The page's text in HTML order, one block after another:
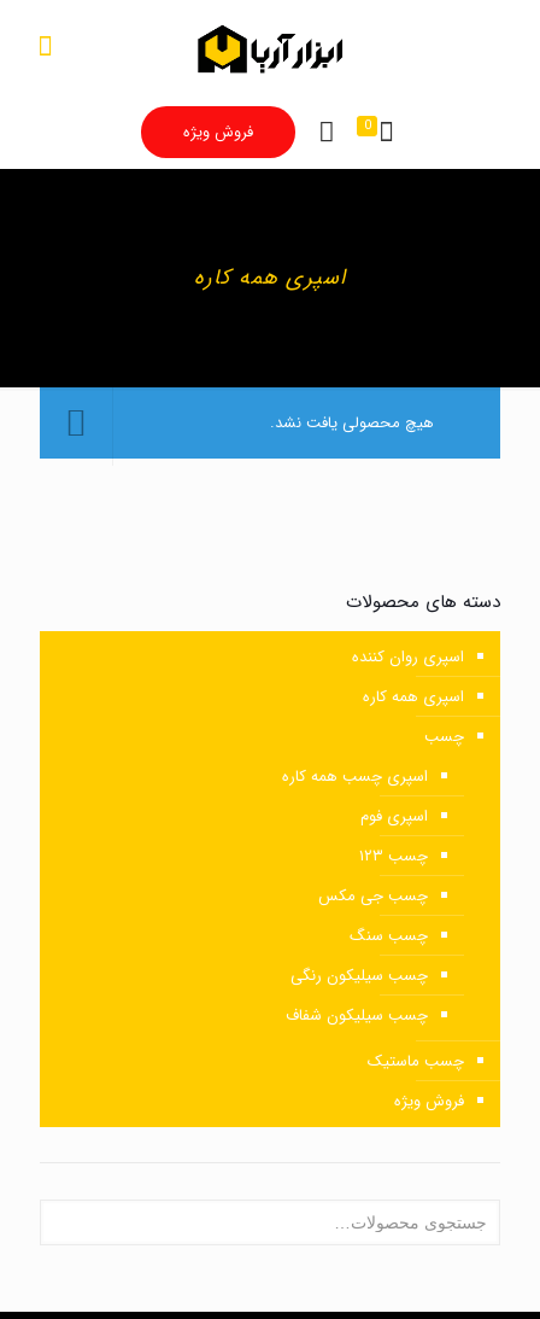
0 فروش ویژه
اسپری همه کاره
هیچ محصولی یافت نشد.
دسته های محصولات
اسپری روان کننده
اسپری همه کاره
چسب
اسپری چسب همه کاره
اسپری فوم
چسب ۱۲۳
چسب جی مکس
چسب سنگ
چسب سیلیکون رنگی
چسب سیلیکون شفاف
چسب ماستیک
فروش ویژه